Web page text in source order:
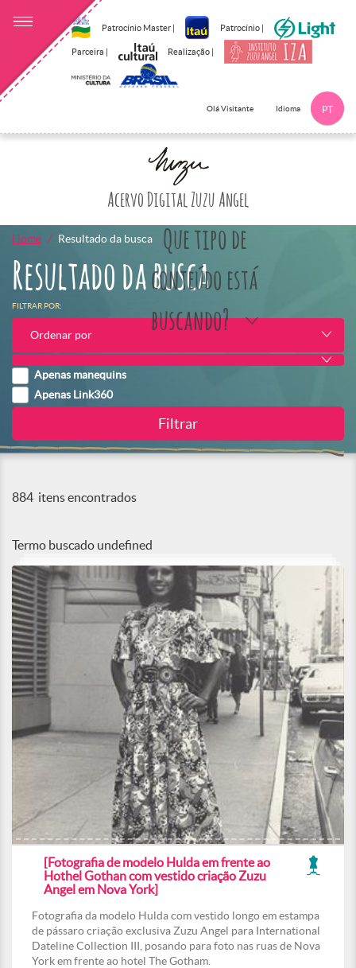
Patrocínio Master | Patrocínio |
Parceira | Realização |
Olá Visitante Idioma PT
Acervo Digital Zuzu Angel
Que tipo de
conteúdo está
buscando?
Home Resultado da busca
Resultado da busca
FILTRAR POR:
Ordenar por
Apenas manequins
Apenas Link360
884 itens encontrados
Termo buscado undefined
[Fotografia de modelo Hulda em frente ao
Hothel Gothan com vestido criação Zuzu
Angel em Nova York]
Fotografia da modelo Hulda com vestido longo em estampa
de pássaro criação exclusiva Zuzu Angel para International
Dateline Collection III, posando para foto nas ruas de Nova
York em frente ao hotel The Gotham.